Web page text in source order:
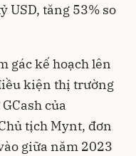
USD, tăng 53% so
gác kế hoạch lên
kiện thị trường
của
tịch Mynt, đơn
giữa năm 2023